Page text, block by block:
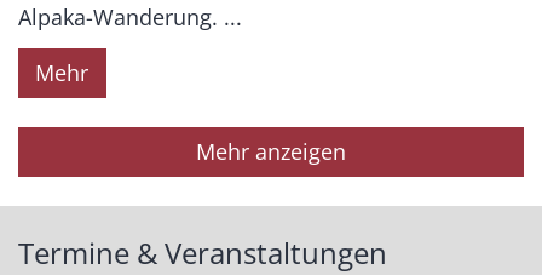
Alpaka-Wanderung. ...
Mehr
Mehr anzeigen
Termine & Veranstaltungen